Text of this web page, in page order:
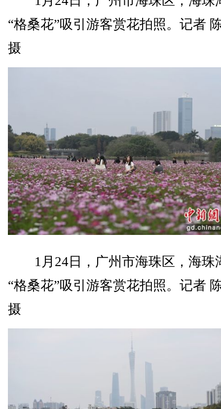
“格桑花”吸引游客赏花拍照。记者
摄
1月24日，广州市海珠区，海珠
“格桑花”吸引游客赏花拍照。记者
摄